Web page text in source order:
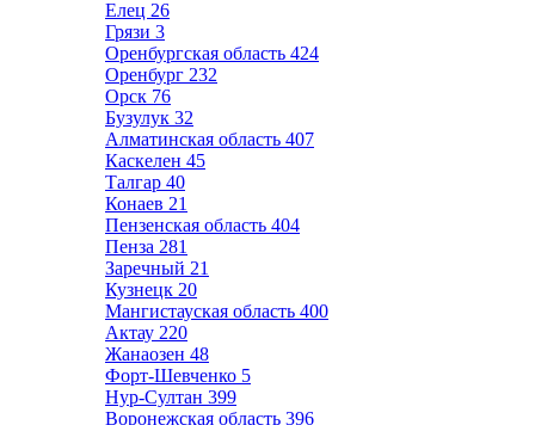
Елец 26
Грязи 3
Оренбургская область 424
Оренбург 232
Орск 76
Бузулук 32
Алматинская область 407
Каскелен 45
Талгар 40
Конаев 21
Пензенская область 404
Пенза 281
Заречный 21
Кузнецк 20
Мангистауская область 400
Актау 220
Жанаозен 48
Форт-Шевченко 5
Нур-Султан 399
Воронежская область 396